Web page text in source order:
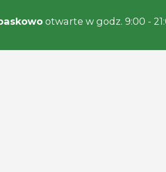
otwarte w godz. 9:00 -